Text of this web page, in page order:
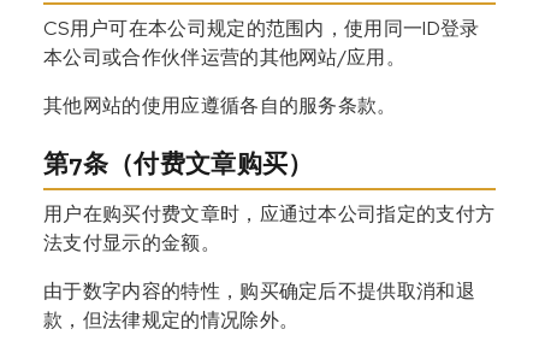
CS用户可在本公司规定的范围内，使用同一ID登录
本公司或合作伙伴运营的其他网站/应用。
其他网站的使用应遵循各自的服务条款。
第7条（付费文章购买）
用户在购买付费文章时，应通过本公司指定的支付方
法支付显示的金额。
由于数字内容的特性，购买确定后不提供取消和退
款，但法律规定的情况除外。